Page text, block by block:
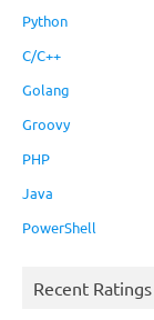
Python
C/C++
Golang
Groovy
PHP
Java
PowerShell
Recent Ratings